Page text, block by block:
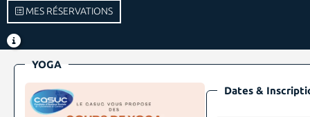
MES RÉSERVATIONS
YOGA
Dates &